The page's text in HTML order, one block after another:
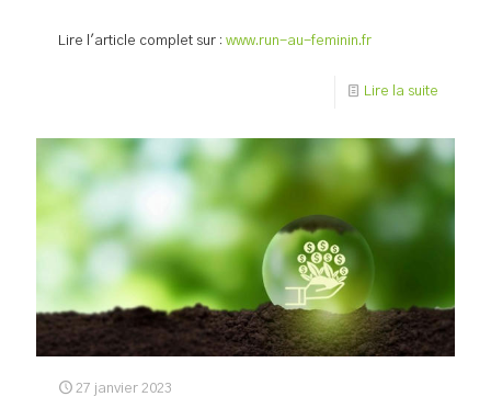
Lire l'article complet sur : www.run-au-feminin.fr
Lire la suite
27 janvier 2023